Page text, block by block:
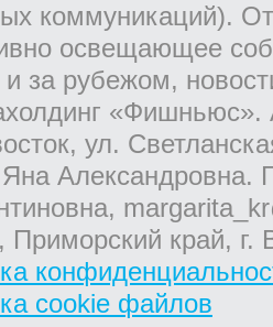
коммуникаций).
освещающее
и за рубежом,
«Фишньюс».
ул.
Александровна.
Приморский край,
cookie файлов